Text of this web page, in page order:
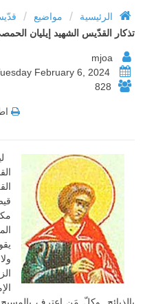
الرئيسية / مواضيع /
تذكار القدّيس الشهيد إيليان
828